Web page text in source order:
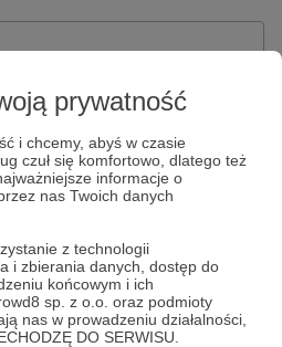
prywatność
i chcemy, abyś w czasie
czuł się komfortowo, dlatego też
informacje o
nas Twoich danych
z technologii
i zbierania danych, dostęp do
końcowym i ich
sp. z o.o. oraz podmioty
nas w prowadzeniu działalności,
DO SERWISU.
dokonywania oraz
naszej platformie oraz
zautomatyzowanemu
przetwarzania Twoich danych
osób niepełnoletnich możliwa
formularza "Zgodna na
niepełnoletnią", formularz
Patronite.pl.